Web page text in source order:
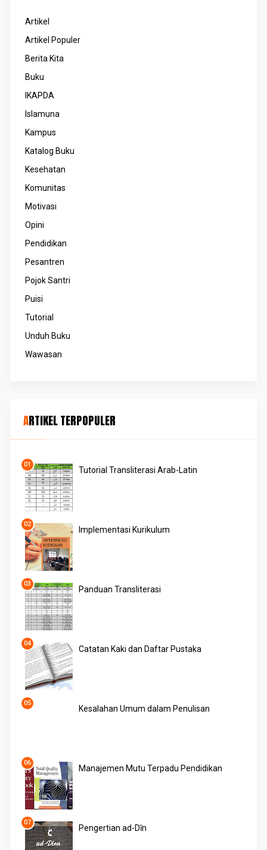
Artikel
Artikel Populer
Berita Kita
Buku
IKAPDA
Islamuna
Kampus
Katalog Buku
Kesehatan
Komunitas
Motivasi
Opini
Pendidikan
Pesantren
Pojok Santri
Puisi
Tutorial
Unduh Buku
Wawasan
ARTIKEL TERPOPULER
Tutorial Transliterasi Arab-Latin
Implementasi Kurikulum
Panduan Transliterasi
Catatan Kaki dan Daftar Pustaka
Kesalahan Umum dalam Penulisan
Manajemen Mutu Terpadu Pendidikan
Pengertian ad-Dīn